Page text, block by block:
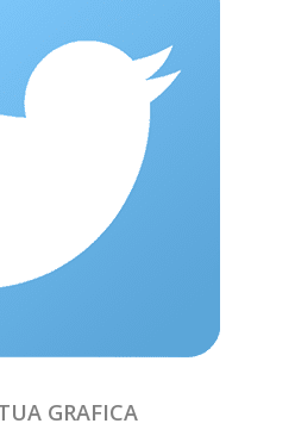
GRAFICA